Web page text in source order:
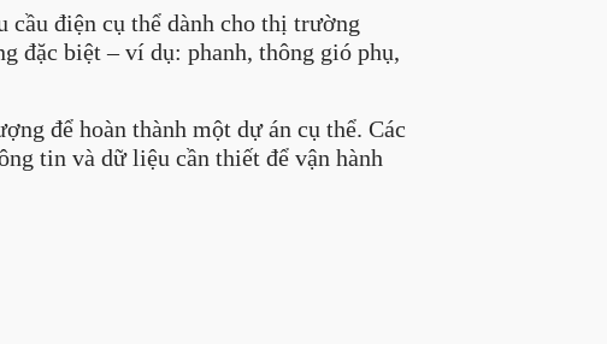
cầu điện cụ thể dành cho thị trường
đặc biệt – ví dụ: phanh, thông gió phụ,
để hoàn thành một dự án cụ thể. Các
tin và dữ liệu cần thiết để vận hành